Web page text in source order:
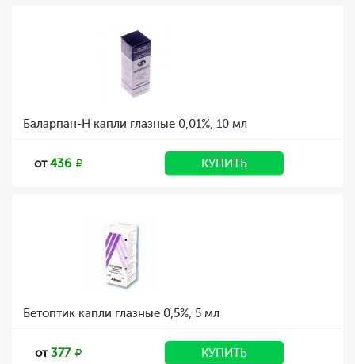
Баларпан-Н капли глазные 0,01%, 10 мл
от436 КУПИТЬ
Бетоптик капли глазные 0,5%, 5 мл
от377 КУПИТЬ